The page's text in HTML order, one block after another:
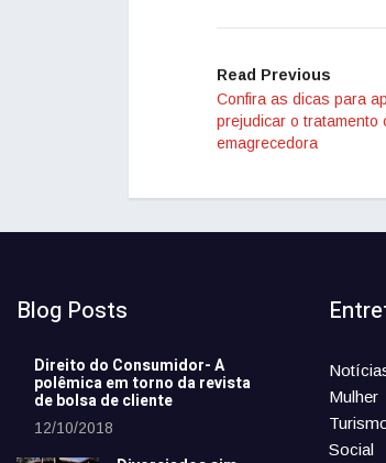
Read Previous
Confira as dicas para
prejudicar o tratamento
emagrecedora
Blog Posts
Direito do Consumidor- A
polêmica em torno da revista
de bolsa de cliente
12/10/2018
Mulher
Social